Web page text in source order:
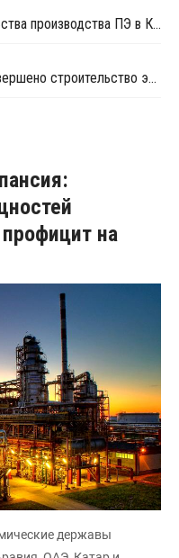
Borealis отменила планы строительства производства ПЭ в Казахстане
На площадке Атырауского ГХК завершено строительство электростанции
на
державы